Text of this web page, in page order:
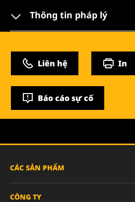
Thông tin pháp lý
Liên hệ In
Báo cáo sự cố
CÁC SẢN PHẨM
CÔNG TY